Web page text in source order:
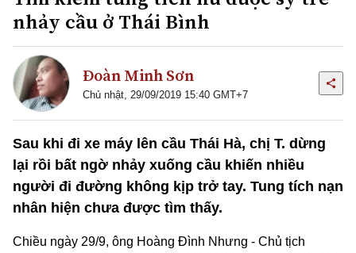
nhảy cầu ở Thái Bình
Đoàn Minh Sơn
Chủ nhật, 29/09/2019 15:40 GMT+7
Sau khi đi xe máy lên cầu Thái Hà, chị T. dừng
lại rồi bất ngờ nhảy xuống cầu khiến nhiều
người đi đường không kịp trở tay. Tung tích nạn
nhân hiện chưa được tìm thấy.
Chiều ngày 29/9, ông Hoàng Đình Nhưng - Chủ tịch